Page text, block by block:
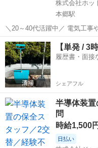
株式会社ホッ
本郷駅
＼20～40代活躍中／ 電気工事や、情報通信工事、建設工事など 幅広
い分野の設計、施工を手掛け
お仕事の内容 ≫ (1)本日の現場
る 移動時間...
広島 三原市 本郷駅
【単発 / 3
履歴書・面接
シェアフル
半導体装
問
時給1,500円
日払い